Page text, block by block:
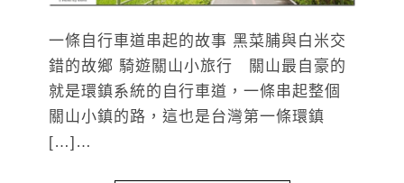
一條自行車道串起的故事 黑菜脯與白米交
錯的故鄉 騎遊關山小旅行 關山最自豪的
就是環鎮系統的自行車道，一條串起整個
關山小鎮的路，這也是台灣第一條環鎮
[…]…